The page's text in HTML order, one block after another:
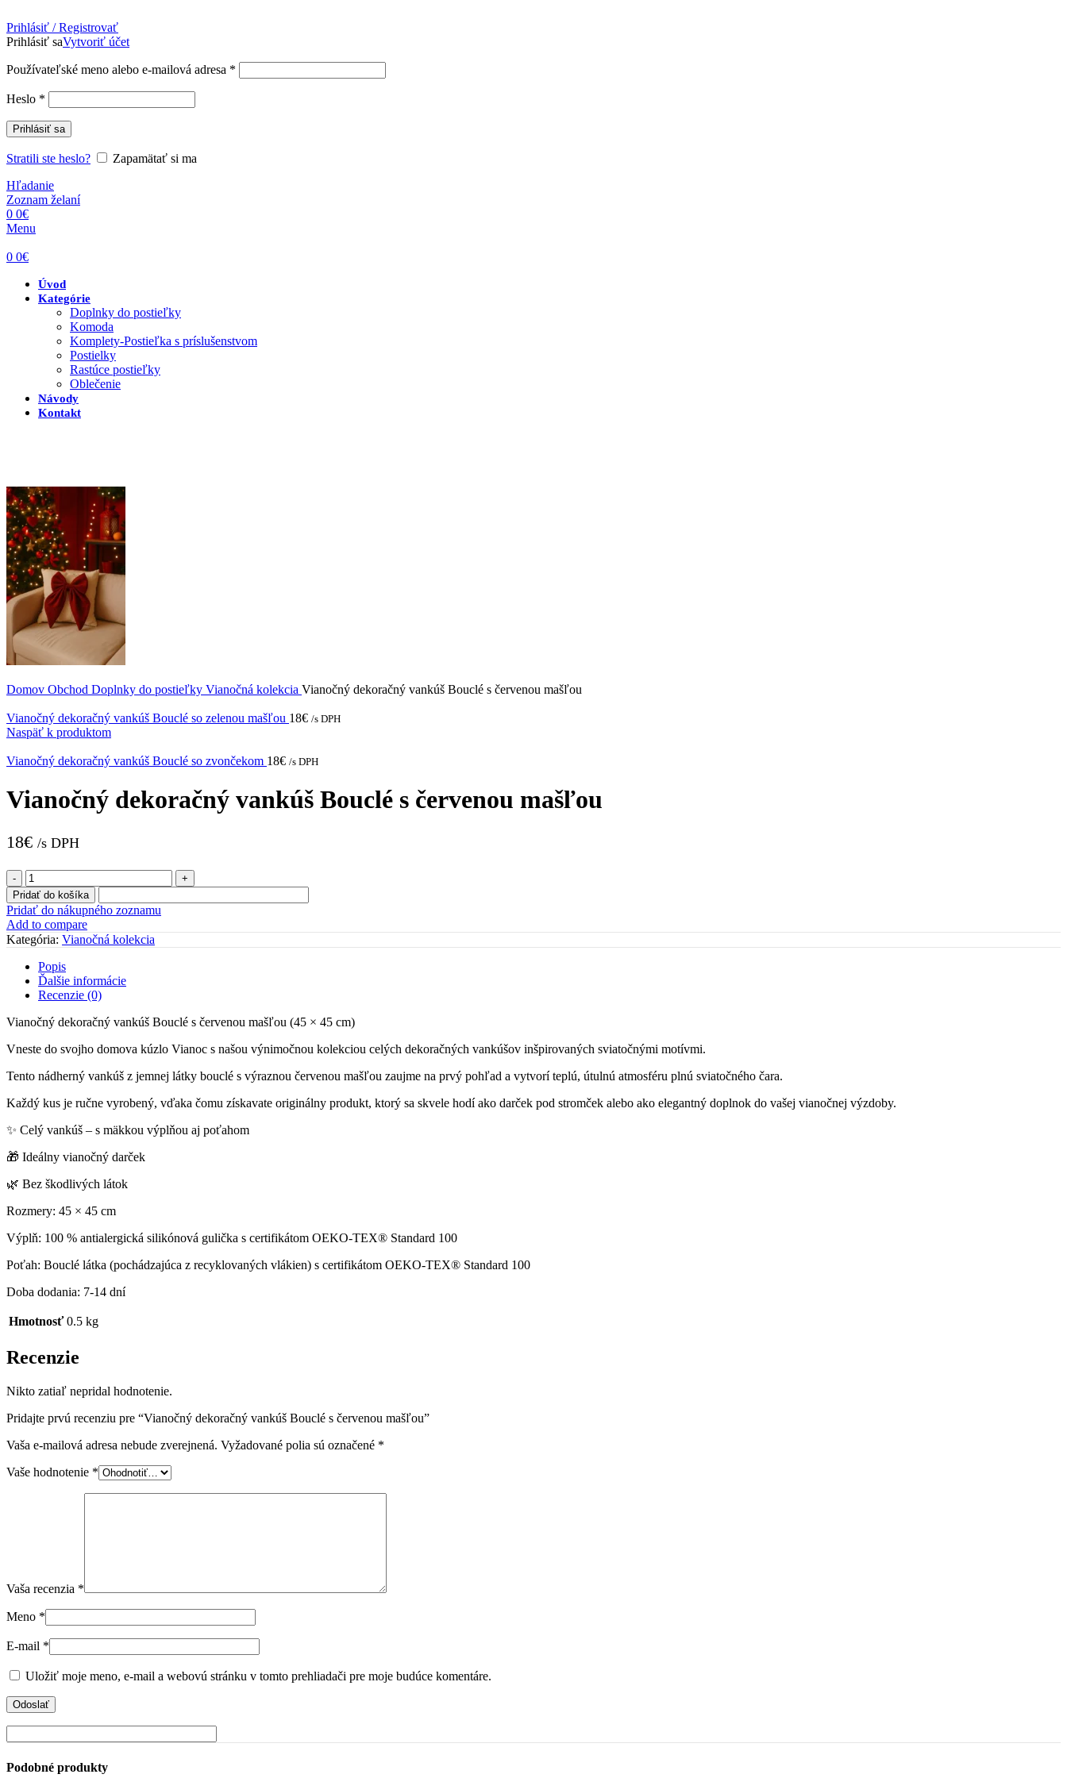
Prihlásiť / Registrovať
Prihlásiť saVytvoriť účet
Používateľské meno alebo e-mailová adresa *
Heslo *
Prihlásiť sa
Stratili ste heslo?
Zapamätať si ma
Hľadanie
Zoznam želaní
0 0€
Menu
0 0€
Úvod
Kategórie
Doplnky do postieľky
Komoda
Komplety-Postieľka s príslušenstvom
Postielky
Rastúce postieľky
Oblečenie
Návody
Kontakt
Domov Obchod Doplnky do postieľky Vianočná kolekcia Vianočný dekoračný vankúš Bouclé s červenou mašľou
Vianočný dekoračný vankúš Bouclé so zelenou mašľou 18€ /s DPH
Naspäť k produktom
Vianočný dekoračný vankúš Bouclé so zvončekom 18€ /s DPH
Vianočný dekoračný vankúš Bouclé s červenou mašľou
18€ /s DPH
množstvo
Vianočný
dekoračný
vankúš
Bouclé
s
červenou
mašľou
Pridať do košíka
Pridať do nákupného zoznamu
Add to compare
Kategória: Vianočná kolekcia
Popis
Ďalšie informácie
Recenzie (0)
Vianočný dekoračný vankúš Bouclé s červenou mašľou (45 × 45 cm)
Vneste do svojho domova kúzlo Vianoc s našou výnimočnou kolekciou celých dekoračných vankúšov inšpirovaných sviatočnými motívmi.
Tento nádherný vankúš z jemnej látky bouclé s výraznou červenou mašľou zaujme na prvý pohľad a vytvorí teplú, útulnú atmosféru plnú sviatočného čara.
Každý kus je ručne vyrobený, vďaka čomu získavate originálny produkt, ktorý sa skvele hodí ako darček pod stromček alebo ako elegantný doplnok do vašej vianočnej výzdoby.
✨ Celý vankúš – s mäkkou výplňou aj poťahom
🎁 Ideálny vianočný darček
🌿 Bez škodlivých látok
Rozmery: 45 × 45 cm
Výplň: 100 % antialergická silikónová gulička s certifikátom OEKO-TEX® Standard 100
Poťah: Bouclé látka (pochádzajúca z recyklovaných vlákien) s certifikátom OEKO-TEX® Standard 100
Doba dodania: 7-14 dní
Hmotnosť 0.5 kg
Recenzie
Nikto zatiaľ nepridal hodnotenie.
Pridajte prvú recenziu pre “Vianočný dekoračný vankúš Bouclé s červenou mašľou”
Vaša e-mailová adresa nebude zverejnená. Vyžadované polia sú označené *
Vaše hodnotenie *
Vaša recenzia *
Meno *
E-mail *
Uložiť moje meno, e-mail a webovú stránku v tomto prehliadači pre moje budúce komentáre.
Podobné produkty